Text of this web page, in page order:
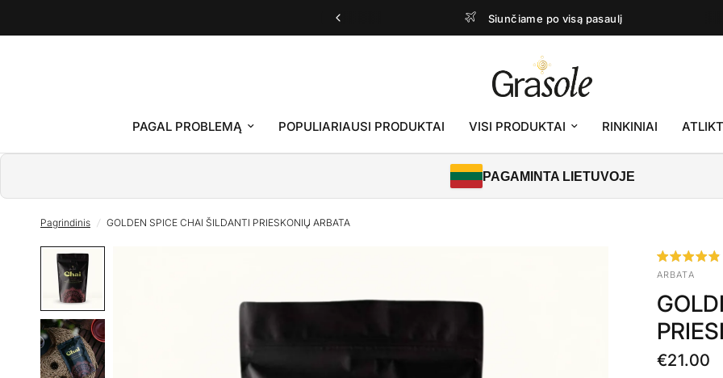
Siunčiame po visą pasaulį
PAGAL PROBLEMĄ POPULIARIAUSI PRODUKTAI VISI PRODUKTAI RINKINIAI
PAGAMINTA LIETUVOJE
Pagrindinis / GOLDEN SPICE CHAI ŠILDANTI PRIESKONIŲ ARBATA
ARBATA
€21.00